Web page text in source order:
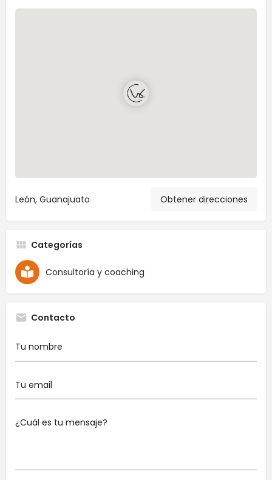
León, Guanajuato Obtener direcciones
Categorías
Consultoría y coaching
Contacto